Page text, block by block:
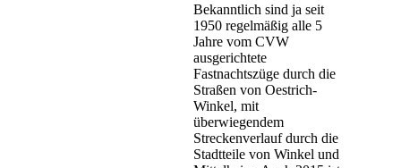
Bekanntlich sind ja seit
1950 regelmäßig alle 5
Jahre vom CVW
ausgerichtete
Fastnachtszüge durch die
Straßen von Oestrich-
Winkel, mit
überwiegendem
Streckenverlauf durch die
Stadtteile von Winkel und